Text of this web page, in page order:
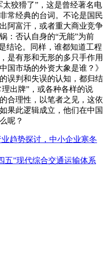
狡猾了”，这是曾经著名电
常经典的台词。不论是国民
阿富汗，或者重大商业竞争
：否认自身的“无能”为前
结论。同样，谁都知道工程
是有形和无形的多只手作用
国市场的外资大象是谁？》
误判和失误的认知，都归结
出牌”，或各种各样的说
合理性，以笔者之见，这依
果此逻辑成立，他们在中国
呢？
趋势探讨，中小企业寒冬
五”现代综合交通运输体系